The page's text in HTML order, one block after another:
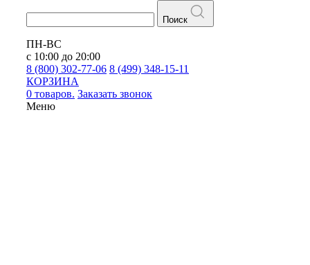
Поиск
ПН-ВС
с 10:00 до 20:00
8 (800) 302-77-06 8 (499) 348-15-11
КОРЗИНА
0 товаров. Заказать звонок
Меню